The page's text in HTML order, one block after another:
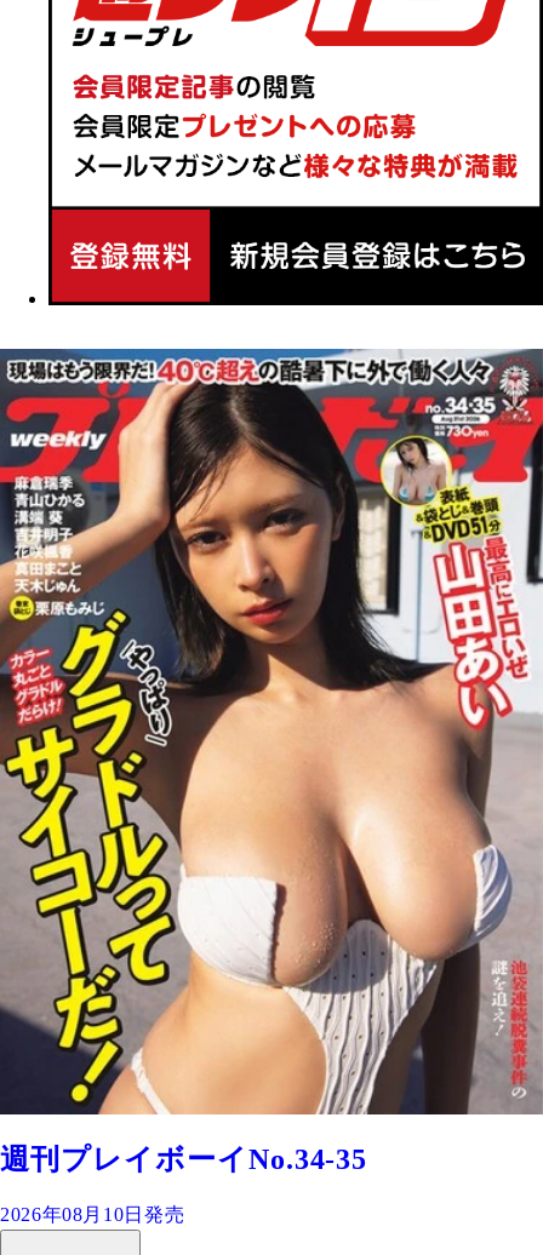
週刊プレイボーイNo.34-35
2026年08月10日発売